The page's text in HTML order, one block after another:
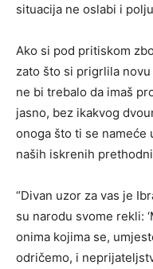
situacija ne oslabi i
Ako si pod pritiskom
zato što si prigrlila
ne bi trebalo da imaš
jasno, bez ikakvog
onoga što ti se nameće
naših iskrenih
“Divan uzor za vas je
su narodu svome rekli:
onima kojima se,
odričemo, i